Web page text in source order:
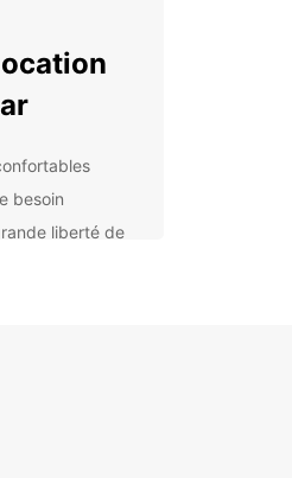
besoin
liberté de